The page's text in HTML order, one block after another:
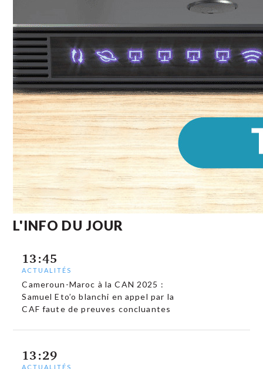
L'INFO DU JOUR
13:45
ACTUALITÉS
Cameroun-Maroc à la CAN 2025 :
Samuel Eto’o blanchi en appel par la
CAF faute de preuves concluantes
13:29
ACTUALITÉS